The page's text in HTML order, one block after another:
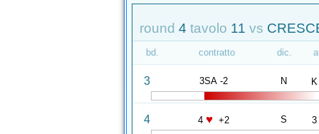
round 4 tavolo 11 vs
bd. contratto dic.
3 3SA -2 N K
4 4 ♥ +2 S 3